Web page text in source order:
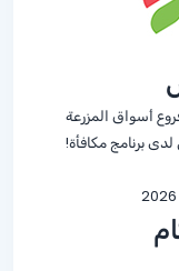
أسواق المزرعة
برنامج مكافأة!